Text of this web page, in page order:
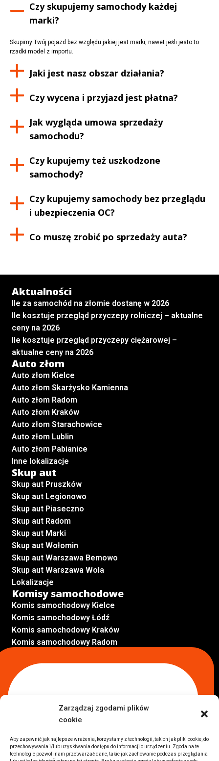
Zarządzaj zgodami plików
cookie
Aby zapewnić jak najlepsze wrażenia, korzystamy z technologii, takich jak pliki cookie, do
przechowywania i/lub uzyskiwania dostępu do informacji o urządzeniu. Zgoda na te
technologie pozwoli nam przetwarzać dane, takie jak zachowanie podczas przeglądania
Czy skupujemy samochody każdej
marki?
Skupimy Twój pojazd bez względu jakiej jest marki, nawet jeśli jesto to
rzadki model z importu.
Jaki jest nasz obszar działania?
Czy wycena i przyjazd jest płatna?
Jak wygląda umowa sprzedaży
samochodu?
Czy kupujemy też uszkodzone
samochody?
Czy kupujemy samochody bez przeglądu
i ubezpieczenia OC?
Co muszę zrobić po sprzedaży auta?
Aktualności
Ile za samochód na złomie dostanę w 2026
Ile kosztuje przegląd przyczepy rolniczej – aktualne
ceny na 2026
Ile kosztuje przegląd przyczepy ciężarowej –
aktualne ceny na 2026
Auto złom
Auto złom Kielce
Auto złom Skarżysko Kamienna
Auto złom Radom
Auto złom Kraków
Auto złom Starachowice
Auto złom Lublin
Auto złom Pabianice
Inne lokalizacje
Skup aut
Skup aut Pruszków
Skup aut Legionowo
Skup aut Piaseczno
Skup aut Radom
Skup aut Marki
Skup aut Wołomin
Skup aut Warszawa Bemowo
Skup aut Warszawa Wola
Lokalizacje
Komisy samochodowe
Komis samochodowy Kielce
Komis samochodowy Łódź
Komis samochodowy Kraków
Komis samochodowy Radom
Komis samochodowy Opole
Komis samochodowy Lublin
Inne Lokalizacje
Auta z USA Rzeszów
Auta z USA Białystok